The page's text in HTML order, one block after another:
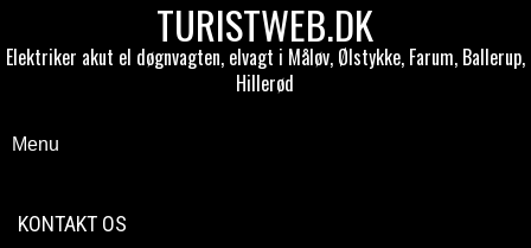
TURISTWEB.DK
Elektriker akut el døgnvagten, elvagt i Måløv, Ølstykke, Farum, Ballerup,
Hillerød
Menu
KONTAKT OS